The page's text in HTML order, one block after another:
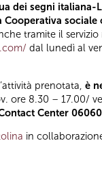
dei segni
Cooperativa
tramite il
dal lunedì al
prenotata, è
ore 8.30 – 17.00/
Center
in